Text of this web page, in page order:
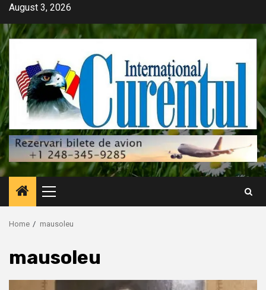
Skip
content
August 3, 2026
Primary
Menu
Home mausoleu
mausoleu